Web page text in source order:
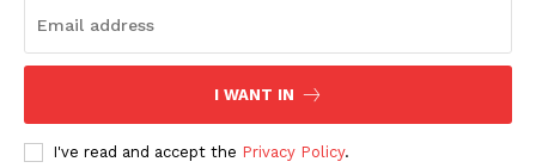
I WANT IN
I've read and accept the Privacy Policy.